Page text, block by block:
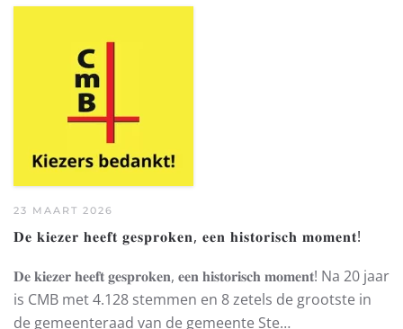
23 MAART 2026
𝐃𝐞 𝐤𝐢𝐞𝐳𝐞𝐫 𝐡𝐞𝐞𝐟𝐭 𝐠𝐞𝐬𝐩𝐫𝐨𝐤𝐞𝐧, 𝐞𝐞𝐧 𝐡𝐢𝐬𝐭𝐨𝐫𝐢𝐬𝐜𝐡 𝐦𝐨𝐦𝐞𝐧𝐭!
𝐃𝐞 𝐤𝐢𝐞𝐳𝐞𝐫 𝐡𝐞𝐞𝐟𝐭 𝐠𝐞𝐬𝐩𝐫𝐨𝐤𝐞𝐧, 𝐞𝐞𝐧 𝐡𝐢𝐬𝐭𝐨𝐫𝐢𝐬𝐜𝐡 𝐦𝐨𝐦𝐞𝐧𝐭! Na 20 jaar
is CMB met 4.128 stemmen en 8 zetels de grootste in
de gemeenteraad van de gemeente Ste…